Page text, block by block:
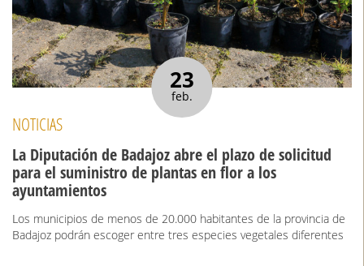
23
feb.
NOTICIAS
La Diputación de Badajoz abre el plazo de solicitud
para el suministro de plantas en flor a los
ayuntamientos
Los municipios de menos de 20.000 habitantes de la provincia de
Badajoz podrán escoger entre tres especies vegetales diferentes